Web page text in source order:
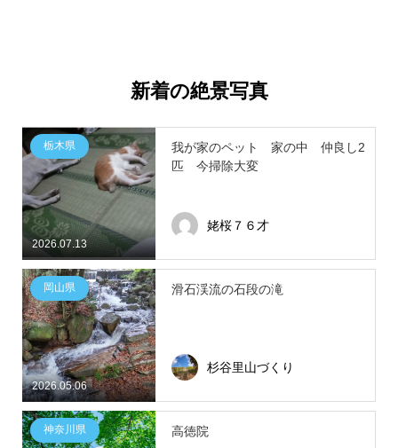
新着の絶景写真
2026.07.13
栃木県
我が家のペット 家の中 仲良し2
匹 今掃除大変
姥桜７６才
2026.05.06
岡山県 滑石渓流の石段の滝
杉谷里山づくり
神奈川県 高徳院